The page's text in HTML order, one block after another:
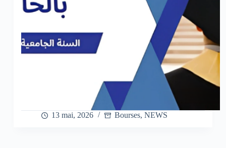
13 mai, 2026 Bourses, NEWS